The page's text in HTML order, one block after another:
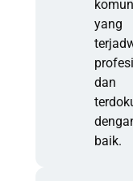
yang
dan
baik.